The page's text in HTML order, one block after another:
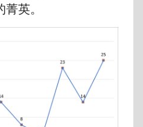
英。